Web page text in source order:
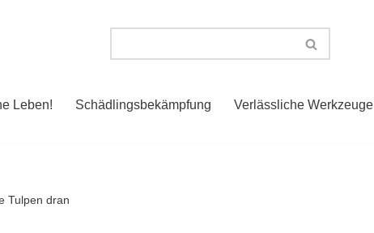
Leben! Schädlingsbekämpfung Verlässliche Werkzeuge
Tulpen dran